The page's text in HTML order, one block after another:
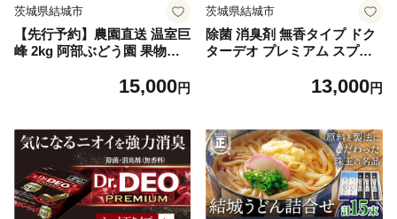
茨城県結城市
【先行予約】農園直送 温室巨
峰 2kg 阿部ぶどう園 果物類
室巨峰 お届け：《7月中旬-8
15,000円
茨城県結城市
除菌 消臭剤 無香タイプ ドク
ターデオ プレミアム スプレ
イト《7~14日以内に出荷予定
可地域あり】(沖縄・離島)
13,000円